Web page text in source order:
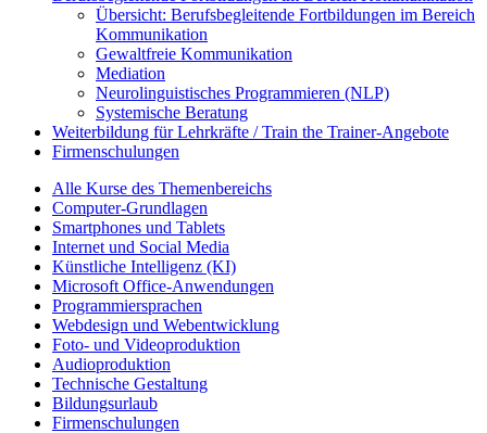
Übersicht: Berufsbegleitende Fortbildungen im Bereich
Kommunikation
Gewaltfreie Kommunikation
Mediation
Neurolinguistisches Programmieren (NLP)
Systemische Beratung
Weiterbildung für Lehrkräfte / Train the Trainer-Angebote
Firmenschulungen
Alle Kurse des Themenbereichs
Computer-Grundlagen
Smartphones und Tablets
Internet und Social Media
Künstliche Intelligenz (KI)
Microsoft Office-Anwendungen
Programmiersprachen
Webdesign und Webentwicklung
Foto- und Videoproduktion
Audioproduktion
Technische Gestaltung
Bildungsurlaub
Firmenschulungen